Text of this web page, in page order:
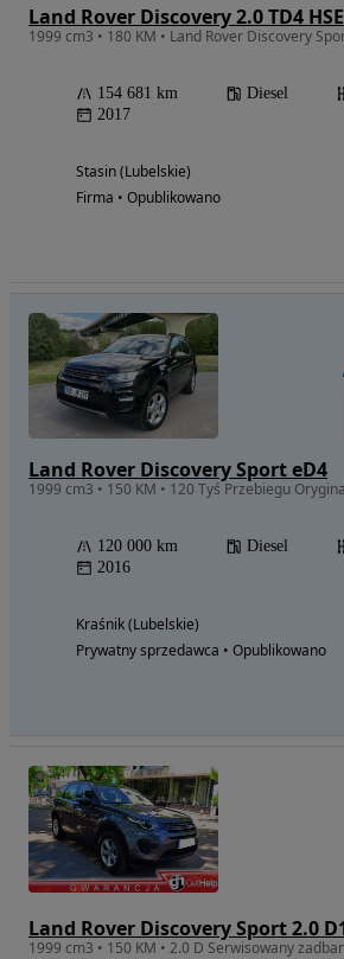
Land Rover Discovery 2.0 TD4 HSE
154 681 km Diesel
2017
Stasin (Lubelskie)
Firma • Opublikowano
Land Rover Discovery Sport eD4
120 000 km Diesel
2016
Kraśnik (Lubelskie)
Prywatny sprzedawca • Opublikowano